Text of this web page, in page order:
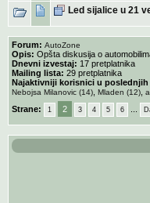
Led sijalice u 21
Forum: AutoZone
Opis: Opšta diskusija o
Dnevni izvestaj: 17 pretplatnika
Mailing lista: 29 pretplatnika
Najaktivniji korisnici u poslednjih
Nebojsa Milanovic (14) Mladen (12)
Strane: 1 2 3 4 5 6